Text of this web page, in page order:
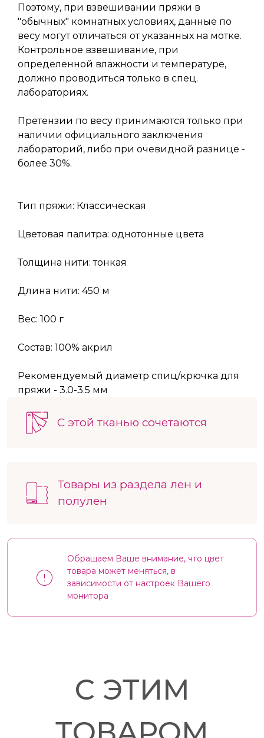
Поэтому, при взвешивании пряжи в
"обычных" комнатных условиях, данные по
весу могут отличаться от указанных на мотке.
Контрольное взвешивание, при
определенной влажности и температуре,
должно проводиться только в спец.
лабораториях.
Претензии по весу принимаются только при
наличии официального заключения
лабораторий, либо при очевидной разнице -
более 30%.
Тип пряжи: Классическая
Цветовая палитра: однотонные цвета
Толщина нити: тонкая
Длина нити: 450 м
Вес: 100 г
Состав: 100% акрил
Рекомендуемый диаметр спиц/крючка для
пряжи - 3.0-3.5 мм
С этой тканью сочетаются
Товары из раздела лен и
полулен
Обращаем Ваше внимание, что цвет
товара может меняться, в
зависимости от настроек Вашего
монитора
С ЭТИМ